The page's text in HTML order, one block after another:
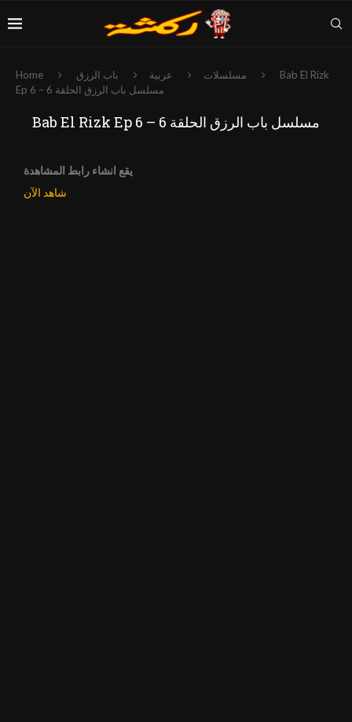
Home مسلسلات عربية باب الرزق
Bab El Rizk
Ep 6 – مسلسل باب الرزق الحلقة 6
Bab El Rizk Ep 6 – مسلسل باب الرزق الحلقة 6
يقع انشاء رابط المشاهدة
شاهد الآن